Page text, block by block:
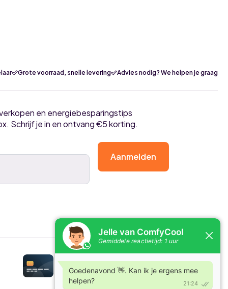
Grote voorraad, snelle levering Advies nodig? We helpen je graag
en energiebesparingstips
Schrijf je in en ontvang €5 korting.
Aanmelden